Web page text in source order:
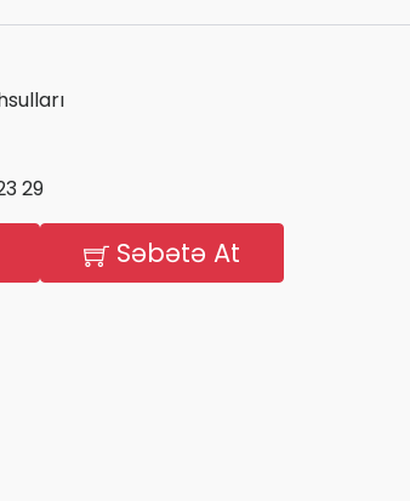
29
Səbətə At